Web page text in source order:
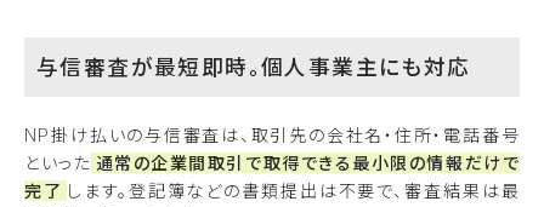
与信審査が最短即時。個人事業主にも対応
NP掛け払いの与信審査は、取引先の会社名・住所・電話番号
といった 通常の企業間取引で取得できる最小限の情報だけで
完了 します。登記簿などの書類提出は不要で、審査結果は最